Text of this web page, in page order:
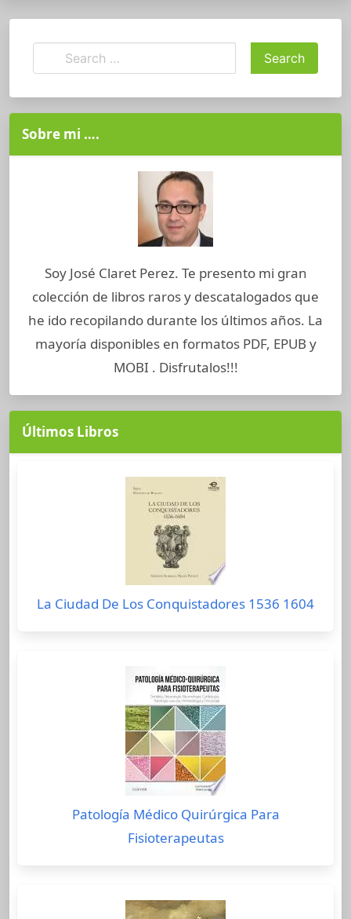
Sobre mi ….
Soy José Claret Perez. Te presento mi gran
colección de libros raros y descatalogados que
he ido recopilando durante los últimos años. La
mayoría disponibles en formatos PDF, EPUB y
MOBI . Disfrutalos!!!
Últimos Libros
La Ciudad De Los Conquistadores 1536 1604
Patología Médico Quirúrgica Para
Fisioterapeutas